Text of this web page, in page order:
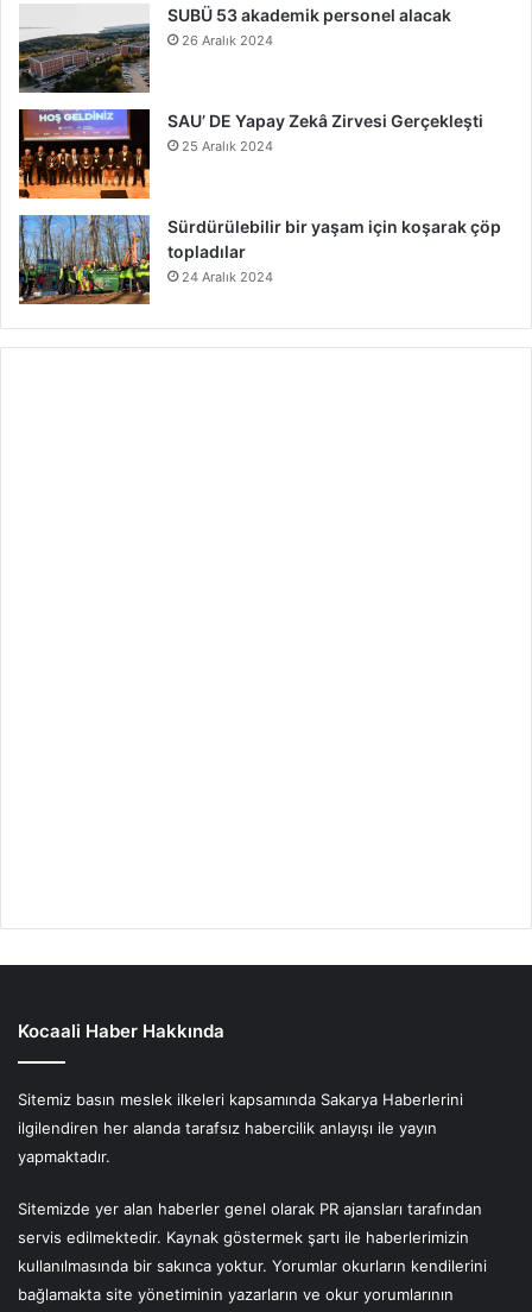
SUBÜ 53 akademik personel alacak
26 Aralık 2024
SAU’ DE Yapay Zekâ Zirvesi Gerçekleşti
25 Aralık 2024
Sürdürülebilir bir yaşam için koşarak çöp
topladılar
24 Aralık 2024
Kocaali Haber Hakkında
Sitemiz basın meslek ilkeleri kapsamında Sakarya Haberlerini
ilgilendiren her alanda tarafsız habercilik anlayışı ile yayın
yapmaktadır.
Sitemizde yer alan haberler genel olarak PR ajansları tarafından
servis edilmektedir. Kaynak göstermek şartı ile haberlerimizin
kullanılmasında bir sakınca yoktur. Yorumlar okurların kendilerini
bağlamakta site yönetiminin yazarların ve okur yorumlarının